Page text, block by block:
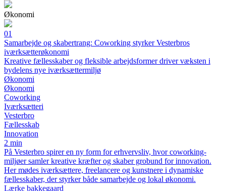
Økonomi
01
Samarbejde og skabertrang: Coworking styrker Vesterbros
iværksætterøkonomi
Kreative fællesskaber og fleksible arbejdsformer driver væksten i
bydelens nye iværksættermiljø
Økonomi
Økonomi
Coworking
Iværksætteri
Vesterbro
Fællesskab
Innovation
2 min
På Vesterbro spirer en ny form for erhvervsliv, hvor coworking-
miljøer samler kreative kræfter og skaber grobund for innovation.
Her mødes iværksættere, freelancere og kunstnere i dynamiske
fællesskaber, der styrker både samarbejde og lokal økonomi.
Lærke bakkegaard